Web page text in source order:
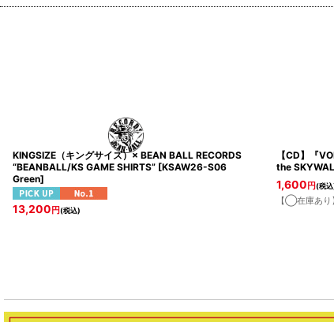
KINGSIZE（キングサイズ）× BEAN BALL RECORDS
“BEANBALL/KS GAME SHIRTS” [KSAW26-S06
Green]
13,200 円(税込)
【CD】『
the
1,600 円(税
【◯在庫あり】